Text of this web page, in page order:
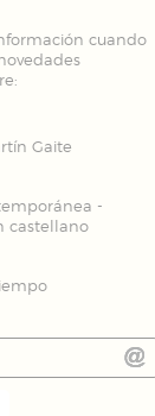
cuando
Gaite
-
castellano